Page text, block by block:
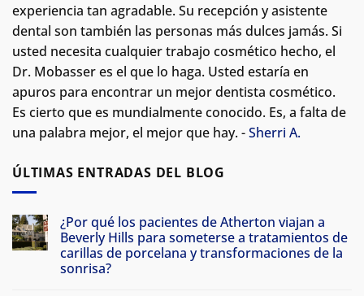
experiencia tan agradable. Su recepción y asistente
dental son también las personas más dulces jamás. Si
usted necesita cualquier trabajo cosmético hecho, el
Dr. Mobasser es el que lo haga. Usted estaría en
apuros para encontrar un mejor dentista cosmético.
Es cierto que es mundialmente conocido. Es, a falta de
una palabra mejor, el mejor que hay. -Sherri A.
ÚLTIMAS ENTRADAS DEL BLOG
¿Por qué los pacientes de Atherton viajan a
Beverly Hills para someterse a tratamientos de
carillas de porcelana y transformaciones de la
sonrisa?